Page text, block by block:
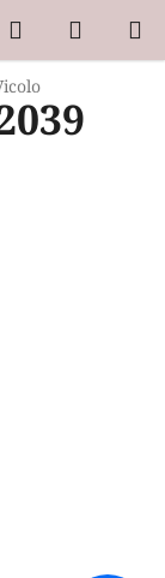
Hledat
KOŠÍK